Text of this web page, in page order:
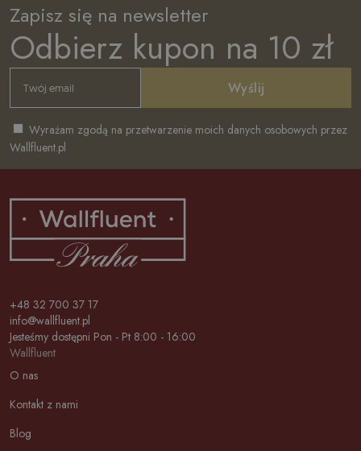
Zapisz się na newsletter
Odbierz kupon na 10 zł
Wyślij
Wyrażam zgodą na przetwarzenie moich danych osobowych przez
Wallfluent.pl
+48 32 700 37 17
info@wallfluent.pl
Jesteśmy dostępni Pon - Pt 8:00 - 16:00
Wallfluent
O nas
Kontakt z nami
Blog